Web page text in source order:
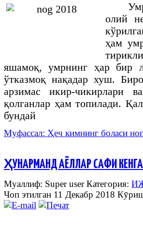
олий
ҳам
яшамоқ, умрнинг ҳар бир
ўтказмоқ нақадар хуш.
арзимас икир-чикирлари
қолганлар ҳам топилади.
бундай
Муфассал: Ҳеч кимнинг боласи
ҲУНАРМАНД АЁЛЛАР САФИ
Муаллиф: Super userКатегория:
Чоп этилган 11 Декабр 2018